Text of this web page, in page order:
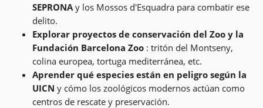
SEPRONA y los Mossos d'Esquadra para combatir ese
delito.
Explorar proyectos de conservación del Zoo y la
Fundación Barcelona Zoo : tritón del Montseny,
colina europea, tortuga mediterránea, etc.
Aprender qué especies están en peligro según la
UICN y cómo los zoológicos modernos actúan como
centros de rescate y preservación.